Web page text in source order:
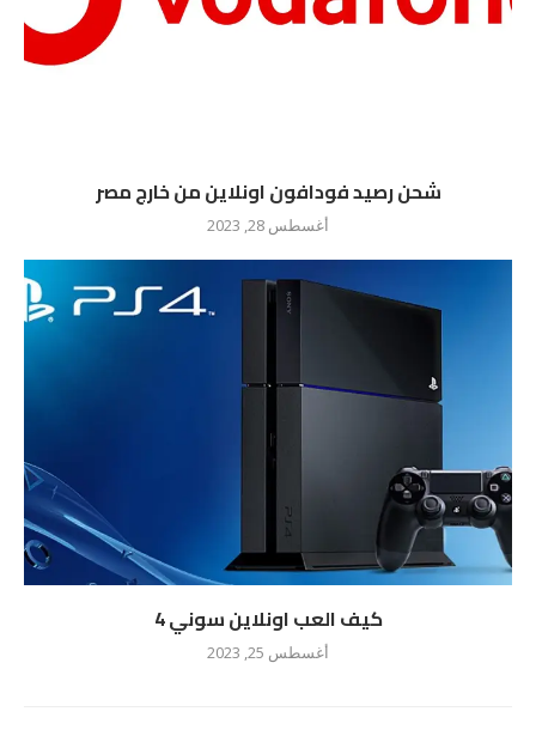
شحن رصيد فودافون اونلاين من خارج مصر
أغسطس 28, 2023
كيف العب اونلاين سوني 4
أغسطس 25, 2023